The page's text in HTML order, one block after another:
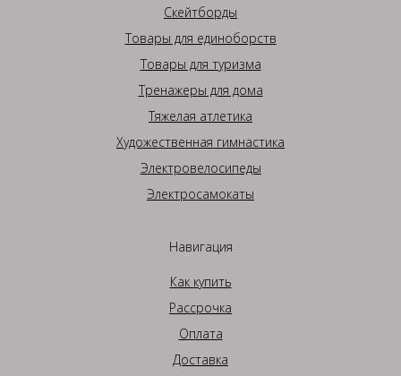
Скейтборды
Товары для единоборств
Товары для туризма
Тренажеры для дома
Тяжелая атлетика
Художественная гимнастика
Электровелосипеды
Электросамокаты
Навигация
Как купить
Рассрочка
Оплата
Доставка